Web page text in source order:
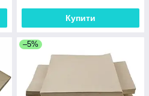
Купити
–5%